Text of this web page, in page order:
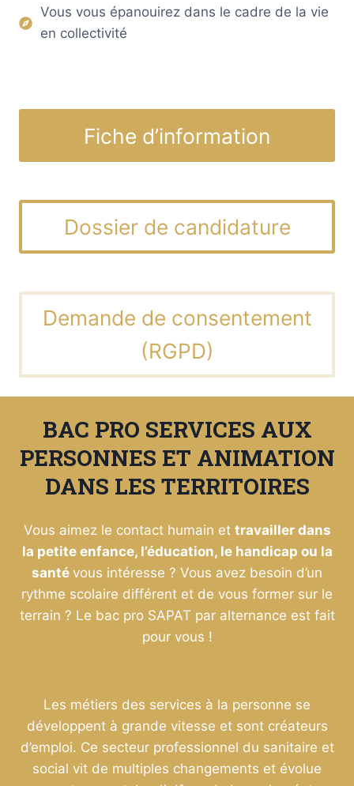
Vous vous épanouirez dans le cadre de la vie
en collectivité
Fiche d’information
Dossier de candidature
Demande de consentement
(RGPD)
BAC PRO SERVICES AUX
PERSONNES ET ANIMATION
DANS LES TERRITOIRES
Vous aimez le contact humain et travailler dans
la petite enfance, l’éducation, le handicap ou la
santé vous intéresse ? Vous avez besoin d’un
rythme scolaire différent et de vous former sur le
terrain ? Le bac pro SAPAT par alternance est fait
pour vous !
Les métiers des services à la personne se
développent à grande vitesse et sont créateurs
d’emploi. Ce secteur professionnel du sanitaire et
social vit de multiples changements et évolue